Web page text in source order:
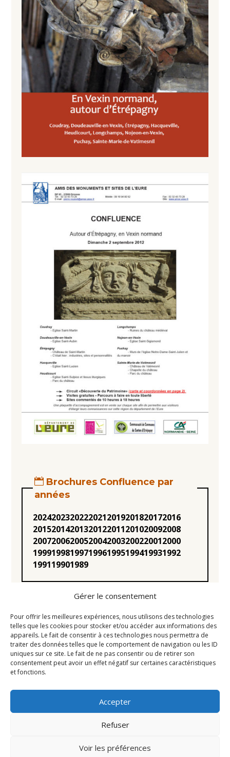
Gérer le consentement
Pour offrir les meilleures expériences, nous utilisons des technologies
telles que les cookies pour stocker et/ou accéder aux informations des
appareils. Le fait de consentir à ces technologies nous permettra de
traiter des données telles que le comportement de navigation ou les ID
uniques sur ce site. Le fait de ne pas consentir ou de retirer son
consentement peut avoir un effet négatif sur certaines caractéristiques
et fonctions.
Accepter
Refuser
Voir les préférences
Brochures Confluence par
années
20242023202220212019201820172016
20152014201320122011201020092008
20072006200520042003200220012000
19991998199719961995199419931992
199119901989
Statuts
Règlement intérieur
Liens utiles